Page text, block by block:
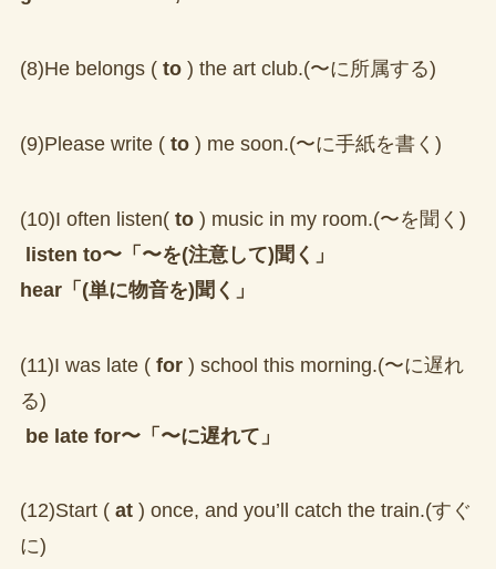
(8)He belongs ( to) the art club.(〜に所属する)
(9)Please write ( to ) me soon.(〜に手紙を書く)
(10)I often listen( to ) music in my room.(〜を聞く)
listen to〜「〜を(注意して)聞く」
hear「(単に物音を)聞く」
(11)I was late ( for) school this morning.(〜に遅れ
る)
be late for〜「〜に遅れて」
(12)Start ( at) once, and you’ll catch the train.(すぐ
に)